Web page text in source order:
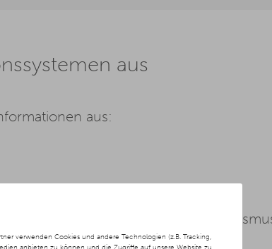
verwenden Cookies und andere Technologien (z.B. Tracking,
aus
aus:
v. a. für Gastronomie &